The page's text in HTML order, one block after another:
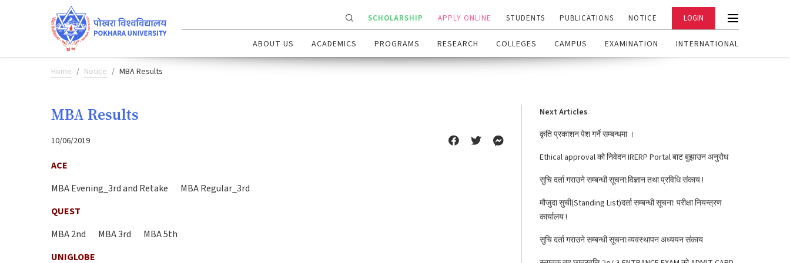
SCHOLARSHIP APPLY ONLINE STUDENTS PUBLICATIONS NOTICE LOGIN
ABOUT US ACADEMICS PROGRAMS RESEARCH COLLEGES CAMPUS EXAMINATION INTERNATIONAL
Home Notice MBA Results
MBA Results
10/06/2019
ACE
MBA Evening_3rd and Retake
MBA Regular_3rd
QUEST
MBA 2nd
MBA 3rd
MBA 5th
UNIGLOBE
Next Articles
कृति प्रकाशन पेश गर्ने सम्बन्धमा ।
Ethical approval को निवेदन IRERP Portal बाट बुझाउन अनुरोध
सुचि दर्ता गराउने सम्बन्धी सूचना:विज्ञान तथा प्रविधि संकाय !
मौजुदा सुची(Standing List)दर्ता सम्बन्धी सूचना: परीक्षा नियन्त्रण
कार्यालय !
सुचि दर्ता गराउने सम्बन्धी सूचना:व्यवस्थापन अध्ययन संकाय